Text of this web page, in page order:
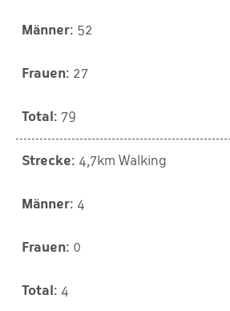
52
27
79
4,7km Walking
4
0
4